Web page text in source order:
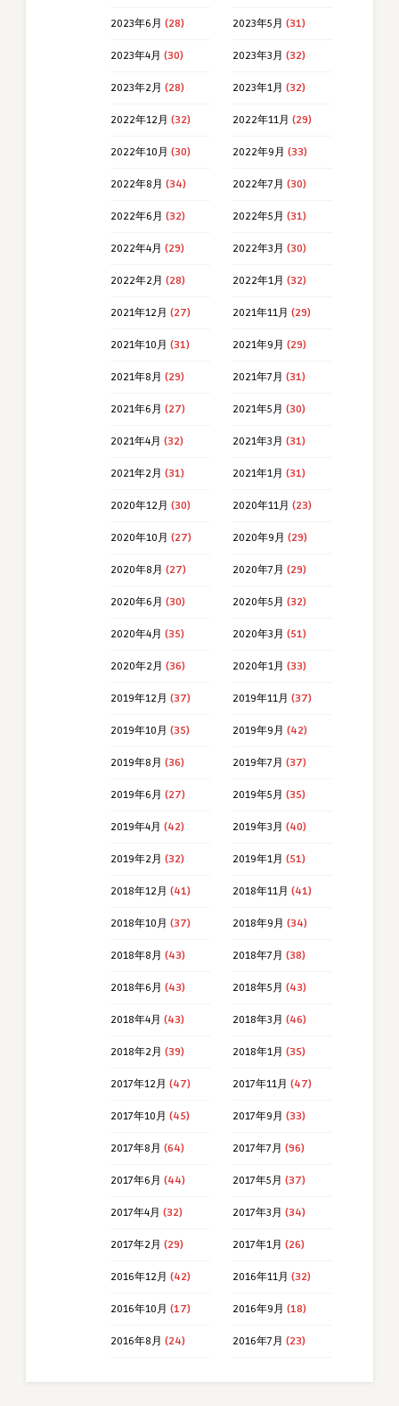
2023年6月 (28) 2023年5月 (31)
2023年4月 (30) 2023年3月 (32)
2023年2月 (28) 2023年1月 (32)
2022年12月 (32) 2022年11月 (29)
2022年10月 (30) 2022年9月 (33)
2022年8月 (34) 2022年7月 (30)
2022年6月 (32) 2022年5月 (31)
2022年4月 (29) 2022年3月 (30)
2022年2月 (28) 2022年1月 (32)
2021年12月 (27) 2021年11月 (29)
2021年10月 (31) 2021年9月 (29)
2021年8月 (29) 2021年7月 (31)
2021年6月 (27) 2021年5月 (30)
2021年4月 (32) 2021年3月 (31)
2021年2月 (31) 2021年1月 (31)
2020年12月 (30) 2020年11月 (23)
2020年10月 (27) 2020年9月 (29)
2020年8月 (27) 2020年7月 (29)
2020年6月 (30) 2020年5月 (32)
2020年4月 (35) 2020年3月 (51)
2020年2月 (36) 2020年1月 (33)
2019年12月 (37) 2019年11月 (37)
2019年10月 (35) 2019年9月 (42)
2019年8月 (36) 2019年7月 (37)
2019年6月 (27) 2019年5月 (35)
2019年4月 (42) 2019年3月 (40)
2019年2月 (32) 2019年1月 (51)
2018年12月 (41) 2018年11月 (41)
2018年10月 (37) 2018年9月 (34)
2018年8月 (43) 2018年7月 (38)
2018年6月 (43) 2018年5月 (43)
2018年4月 (43) 2018年3月 (46)
2018年2月 (39) 2018年1月 (35)
2017年12月 (47) 2017年11月 (47)
2017年10月 (45) 2017年9月 (33)
2017年8月 (64) 2017年7月 (96)
2017年6月 (44) 2017年5月 (37)
2017年4月 (32) 2017年3月 (34)
2017年2月 (29) 2017年1月 (26)
2016年12月 (42) 2016年11月 (32)
2016年10月 (17) 2016年9月 (18)
2016年8月 (24) 2016年7月 (23)